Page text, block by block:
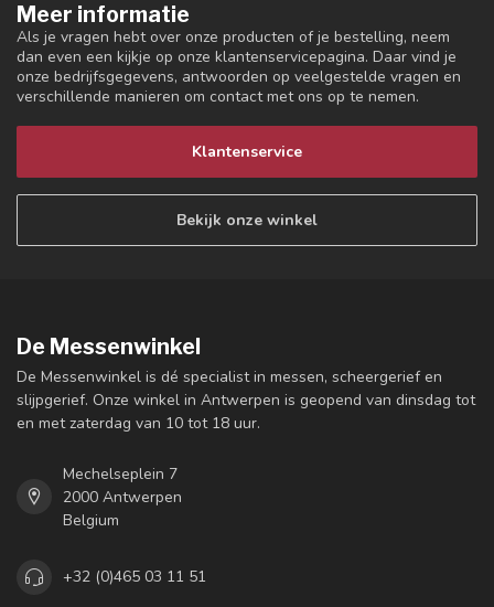
Meer informatie
Als je vragen hebt over onze producten of je bestelling, neem
dan even een kijkje op onze klantenservicepagina. Daar vind je
onze bedrijfsgegevens, antwoorden op veelgestelde vragen en
verschillende manieren om contact met ons op te nemen.
Klantenservice
Bekijk onze winkel
De Messenwinkel
De Messenwinkel is dé specialist in messen, scheergerief en
slijpgerief. Onze winkel in Antwerpen is geopend van dinsdag tot
en met zaterdag van 10 tot 18 uur.
Mechelseplein 7
2000 Antwerpen
Belgium
+32 (0)465 03 11 51